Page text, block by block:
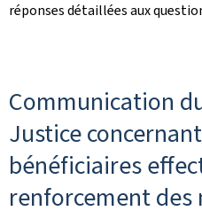
réponses détaillées aux
Communication
Justice
bénéficiaires
renforcement des